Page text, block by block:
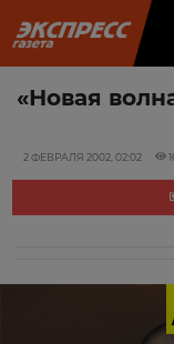
«Новая
2 ФЕВРАЛЯ 2002, 02:02